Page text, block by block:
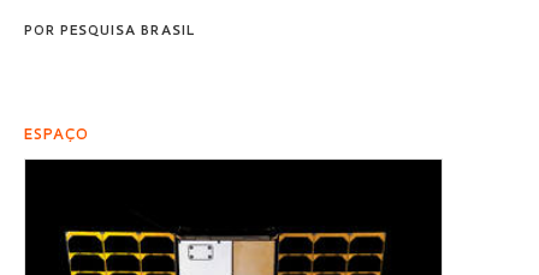
POR PESQUISA BRASIL
ESPAÇO